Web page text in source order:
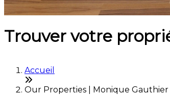
Trouver votre
Accueil
Our Properties | Monique Gauthier